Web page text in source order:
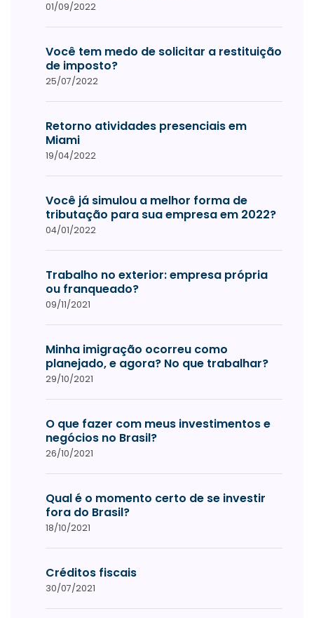
01/09/2022
Você tem medo de solicitar a restituição
de imposto?
25/07/2022
Retorno atividades presenciais em
Miami
19/04/2022
Você já simulou a melhor forma de
tributação para sua empresa em 2022?
04/01/2022
Trabalho no exterior: empresa própria
ou franqueado?
09/11/2021
Minha imigração ocorreu como
planejado, e agora? No que trabalhar?
29/10/2021
O que fazer com meus investimentos e
negócios no Brasil?
26/10/2021
Qual é o momento certo de se investir
fora do Brasil?
18/10/2021
Créditos fiscais
30/07/2021